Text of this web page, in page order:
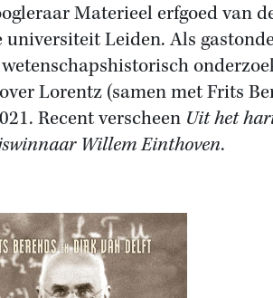
Materieel erfgoed van
Leiden. Als
Lorentz (samen met Frits
Recent verscheen Uit het
Willem Einthoven.